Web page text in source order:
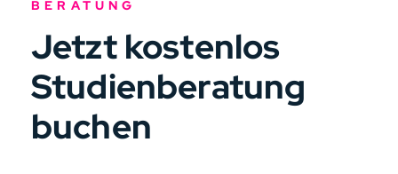
BERATUNG
Jetzt kostenlos
Studienberatung
buchen